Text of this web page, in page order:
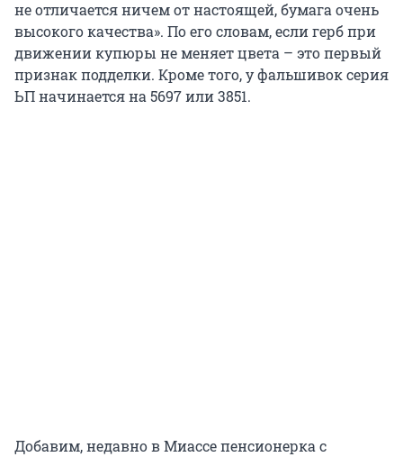
не отличается ничем от настоящей, бумага очень
высокого качества». По его словам, если герб при
движении купюры не меняет цвета – это первый
признак подделки. Кроме того, у фальшивок серия
ЬП начинается на 5697 или 3851.
Добавим, недавно в Миассе пенсионерка с